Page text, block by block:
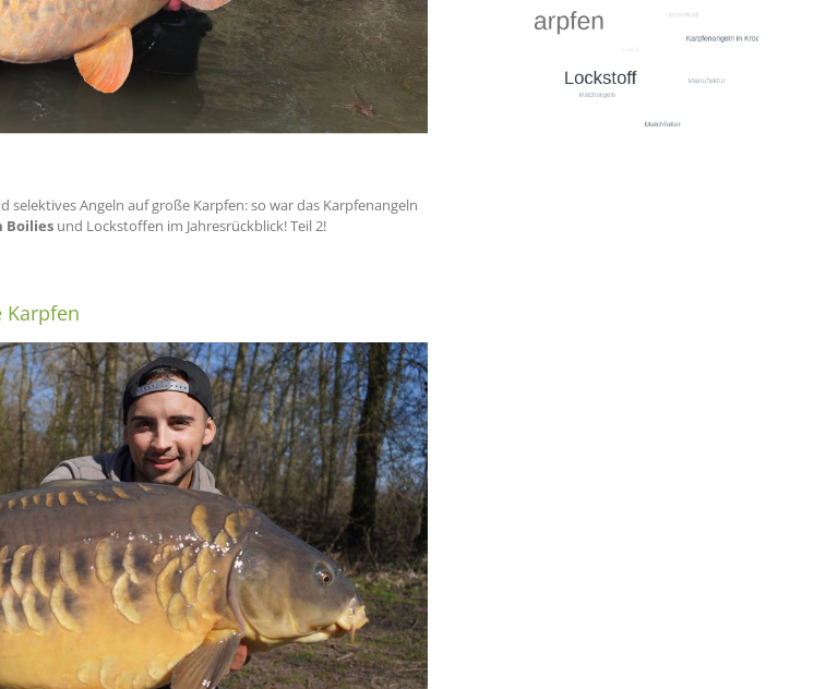
selektives Angeln auf große Karpfen: so war das Karpfenangeln
Boilies und Lockstoffen im Jahresrückblick! Teil 2!
Karpfen